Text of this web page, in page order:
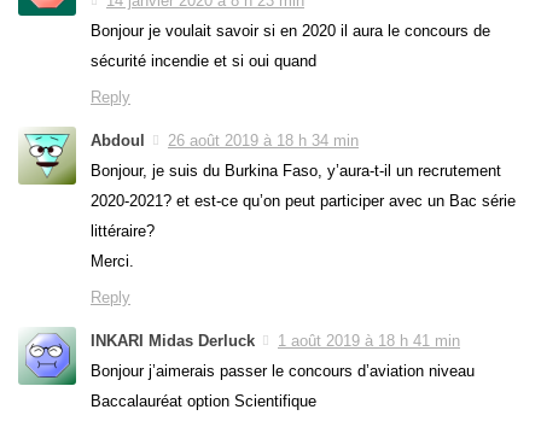
Bonjour je voulait savoir si en 2020 il aura le concours de
sécurité incendie et si oui quand
Reply
Abdoul
26 août 2019 à 18 h 34 min
Bonjour, je suis du Burkina Faso, y’aura-t-il un recrutement
2020-2021? et est-ce qu’on peut participer avec un Bac série
littéraire?
Merci.
Reply
INKARI Midas Derluck
1 août 2019 à 18 h 41 min
Bonjour j’aimerais passer le concours d’aviation niveau
Baccalauréat option Scientifique